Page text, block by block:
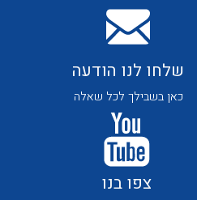
לכל מוצרי היצרן
שלחו לנו הודעה
כאן בשבילך לכל שאלה
צפו בנו